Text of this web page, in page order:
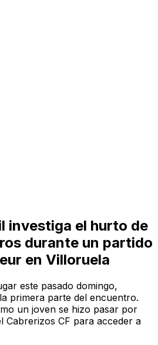
investiga el hurto de
durante un partido
en Villoruela
este pasado domingo,
primera parte del encuentro.
un joven se hizo pasar por
Cabrerizos CF para acceder a